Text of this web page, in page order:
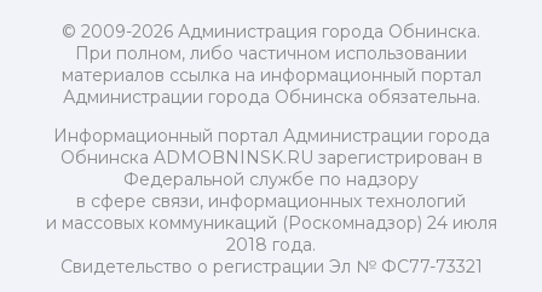
© 2009-2026 Администрация города Обнинска.
При полном, либо частичном использовании
материалов ссылка на информационный портал
Администрации города Обнинска обязательна.
Информационный портал Администрации города
Обнинска ADMOBNINSK.RU зарегистрирован в
Федеральной службе по надзору
в сфере связи, информационных технологий
и массовых коммуникаций (Роскомнадзор) 24 июля
2018 года.
Свидетельство о регистрации Эл № ФС77-73321